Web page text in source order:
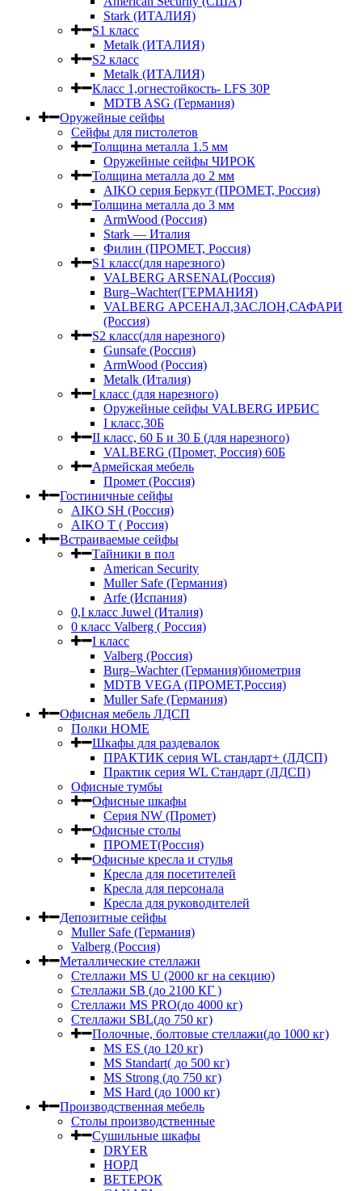
Stark (ИТАЛИЯ)
S1 класс
Metalk (ИТАЛИЯ)
S2 класс
Metalk (ИТАЛИЯ)
Класс 1,огнестойкость- LFS 30P
MDTB ASG (Германия)
Оружейные сейфы
Сейфы для пистолетов
Толщина металла 1.5 мм
Оружейные сейфы ЧИРОК
Толщина металла до 2 мм
AIKO серия Беркут (ПРОМЕТ, Россия)
Толщина металла до 3 мм
ArmWood (Россия)
Stark — Италия
Филин (ПРОМЕТ, Россия)
S1 класс(для нарезного)
VALBERG ARSENAL(Россия)
Burg–Wachter(ГЕРМАНИЯ)
VALBERG АРСЕНАЛ,ЗАСЛОН,САФАРИ
(Россия)
S2 класс(для нарезного)
Gunsafe (Россия)
ArmWood (Россия)
Metalk (Италия)
I класс (для нарезного)
Оружейные сейфы VALBERG ИРБИС
I класс,30Б
II класс, 60 Б и 30 Б (для нарезного)
VALBERG (Промет, Россия) 60Б
Армейская мебель
Промет (Россия)
Гостиничные сейфы
AIKO SH (Россия)
AIKO Т ( Россия)
Встраиваемые сейфы
Тайники в пол
American Security
Muller Safe (Германия)
Arfe (Испания)
0,I класс Juwel (Италия)
0 класс Valberg ( Россия)
I класс
Valberg (Россия)
Burg–Wachter (Германия)биометрия
MDTB VEGA (ПРОМЕТ,Россия)
Muller Safe (Германия)
Офисная мебель ЛДСП
Полки HOME
Шкафы для раздевалок
ПРАКТИК серия WL стандарт+ (ЛДСП)
Практик серия WL Стандарт (ЛДСП)
Офисные тумбы
Офисные шкафы
Серия NW (Промет)
Офисные столы
ПРОМЕТ(Россия)
Офисные кресла и стулья
Кресла для посетителей
Кресла для персонала
Кресла для руководителей
Депозитные сейфы
Muller Safe (Германия)
Valberg (Россия)
Металлические стеллажи
Стеллажи MS U (2000 кг на секцию)
Стеллажи SB (до 2100 КГ )
Стеллажи MS PRO(до 4000 кг)
Стеллажи SBL(до 750 кг)
Полочные, болтовые стеллажи(до 1000 кг)
MS ES (до 120 кг)
MS Standart( до 500 кг)
MS Strong (до 750 кг)
MS Hard (до 1000 кг)
Производственная мебель
Столы производственные
Сушильные шкафы
DRYER
НОРД
ВЕТЕРОК